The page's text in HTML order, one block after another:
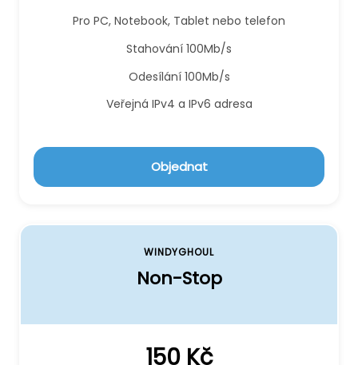
Pro PC, Notebook, Tablet nebo telefon
Stahování 100Mb/s
Odesílání 100Mb/s
Veřejná IPv4 a IPv6 adresa
Objednat
WINDYGHOUL
Non-Stop
150 Kč